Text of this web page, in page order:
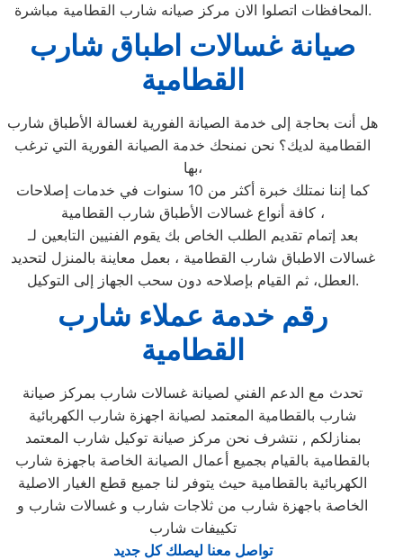
المحافظات اتصلوا الان مركز صيانه شارب القطامية مباشرة.
صيانة غسالات اطباق شارب
القطامية
هل أنت بحاجة إلى خدمة الصيانة الفورية لغسالة الأطباق شارب
القطامية لديك؟ نحن نمنحك خدمة الصيانة الفورية التي ترغب
بها،
كما إننا نمتلك خبرة أكثر من 10 سنوات في خدمات إصلاحات
كافة أنواع غسالات الأطباق شارب القطامية ،
بعد إتمام تقديم الطلب الخاص بك يقوم الفنيين التابعين لـ
غسالات الاطباق شارب القطامية ، بعمل معاينة بالمنزل لتحديد
العطل، ثم القيام بإصلاحه دون سحب الجهاز إلى التوكيل.
رقم خدمة عملاء شارب
القطامية
تحدث مع الدعم الفني لصيانة غسالات شارب بمركز صيانة
شارب بالقطامية المعتمد لصيانة اجهزة شارب الكهربائية
بمنازلكم , نتشرف نحن مركز صيانة توكيل شارب المعتمد
بالقطامية بالقيام بجميع أعمال الصيانة الخاصة باجهزة شارب
الكهربائية بالقطامية حيث يتوفر لنا جميع قطع الغيار الاصلية
الخاصة باجهزة شارب من ثلاجات شارب و غسالات شارب و
تكييفات شارب
تواصل معنا ليصلك كل جديد